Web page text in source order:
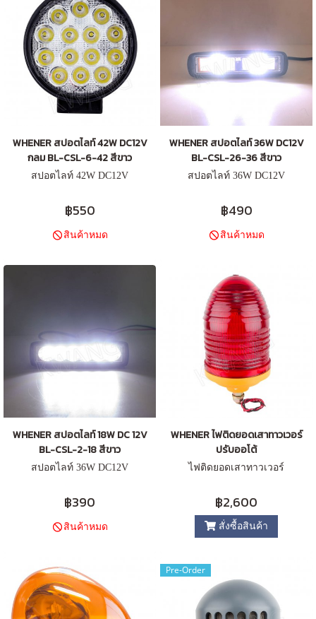
WHENER สปอตไลท์ 42W DC12V
กลม BL-CSL-6-42 สีขาว
สปอตไลท์ 42W DC12V
฿550
สินค้าหมด
WHENER สปอตไลท์ 36W DC12V
BL-CSL-26-36 สีขาว
สปอตไลท์ 36W DC12V
฿490
สินค้าหมด
WHENER สปอตไลท์ 18W DC 12V
BL-CSL-2-18 สีขาว
สปอตไลท์ 36W DC12V
฿390
สินค้าหมด
WHENER ไฟติดยอดเสาทาวเวอร์
ปรับออโต้
ไฟติดยอดเสาทาวเวอร์
฿2,600
สั่งซื้อสินค้า
Pre-Order